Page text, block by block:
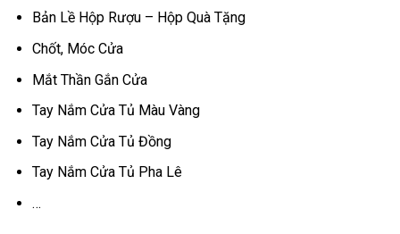
Bản Lề Hộp Rượu – Hộp Quà Tặng
Chốt, Móc Cửa
Mắt Thần Gắn Cửa
Tay Nắm Cửa Tủ Màu Vàng
Tay Nắm Cửa Tủ Đồng
Tay Nắm Cửa Tủ Pha Lê
…